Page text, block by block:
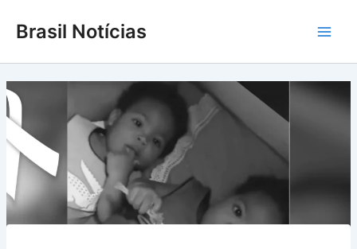
para
conteúdo
Brasil Notícias